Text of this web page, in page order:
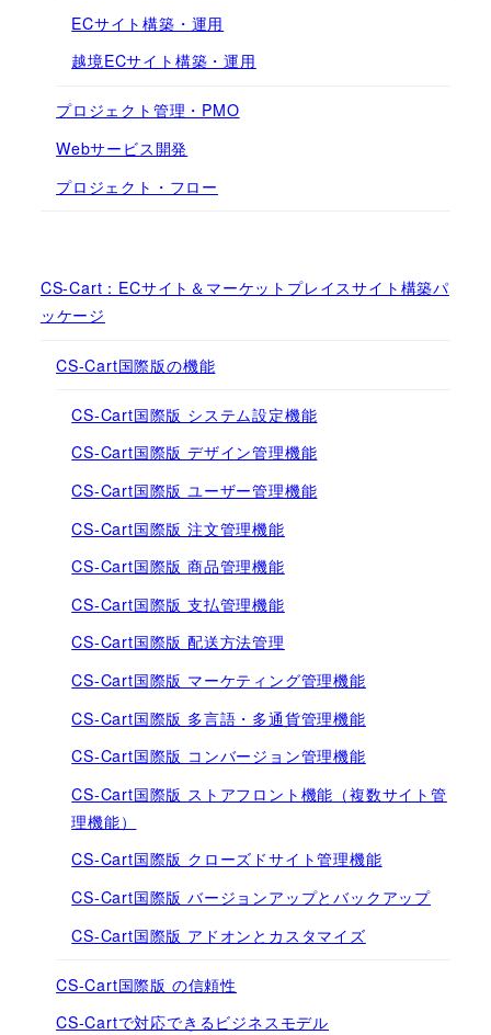
ECサイト構築・運用
越境ECサイト構築・運用
プロジェクト管理・PMO
Webサービス開発
プロジェクト・フロー
CS-Cart：ECサイト＆マーケットプレイスサイト構築パ
ッケージ
CS-Cart国際版の機能
CS-Cart国際版 システム設定機能
CS-Cart国際版 デザイン管理機能
CS-Cart国際版 ユーザー管理機能
CS-Cart国際版 注文管理機能
CS-Cart国際版 商品管理機能
CS-Cart国際版 支払管理機能
CS-Cart国際版 配送方法管理
CS-Cart国際版 マーケティング管理機能
CS-Cart国際版 多言語・多通貨管理機能
CS-Cart国際版 コンバージョン管理機能
CS-Cart国際版 ストアフロント機能（複数サイト管
理機能）
CS-Cart国際版 クローズドサイト管理機能
CS-Cart国際版 バージョンアップとバックアップ
CS-Cart国際版 アドオンとカスタマイズ
CS-Cart国際版 の信頼性
CS-Cartで対応できるビジネスモデル